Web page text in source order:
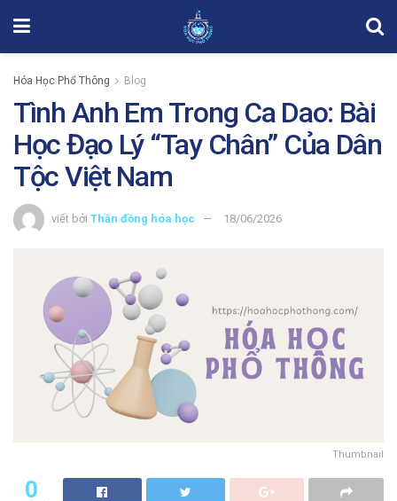
Hóa Học Phổ Thông Blog
Tình Anh Em Trong Ca Dao: Bài
Học Đạo Lý “Tay Chân” Của Dân
Tộc Việt Nam
viết bởi Thần đồng hóa học 18/06/2026
Thumbnail
0